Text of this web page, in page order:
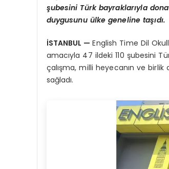
şubesini Türk bayraklarıyla
duygusunu ülke geneline taşıdı.
İSTANBUL —English Time Dil
amacıyla 47 ildeki 110 şubesini
çalışma, milli heyecanın ve birlik
sağladı.